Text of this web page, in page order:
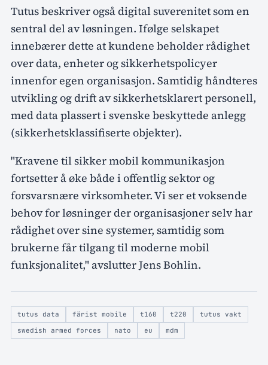
Tutus beskriver også digital suverenitet som en
sentral del av løsningen. Ifølge selskapet
innebærer dette at kundene beholder rådighet
over data, enheter og sikkerhetspolicyer
innenfor egen organisasjon. Samtidig håndteres
utvikling og drift av sikkerhetsklarert personell,
med data plassert i svenske beskyttede anlegg
(sikkerhetsklassifiserte objekter).
"Kravene til sikker mobil kommunikasjon
fortsetter å øke både i offentlig sektor og
forsvarsnære virksomheter. Vi ser et voksende
behov for løsninger der organisasjoner selv har
rådighet over sine systemer, samtidig som
brukerne får tilgang til moderne mobil
funksjonalitet," avslutter Jens Bohlin.
tutus data färist mobile t160 t220
tutus vakt
swedish armed forces
nato eu mdm